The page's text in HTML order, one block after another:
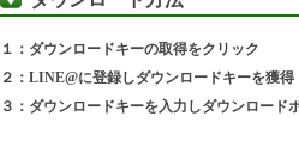
１：ダウンロードキーの取得をクリック
２：LINE@に登録しダウンロードキーを獲得
３：ダウンロードキーを入力しダウンロード